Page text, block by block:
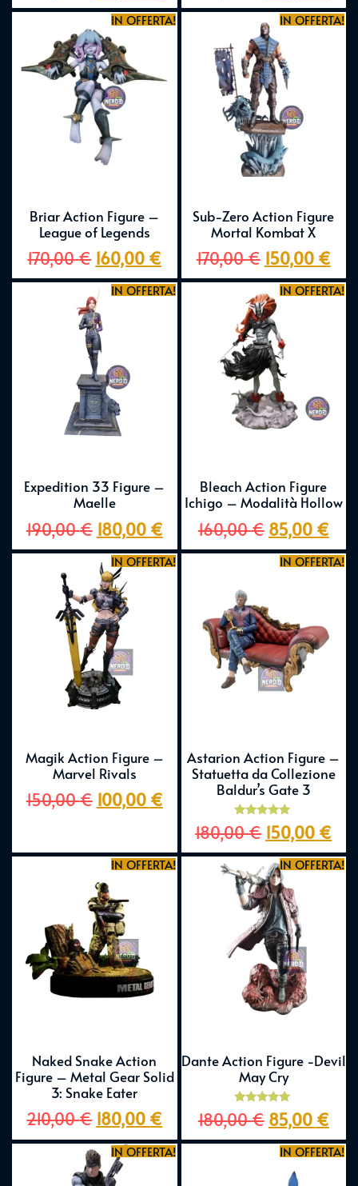
IN OFFERTA!
Briar Action Figure –
League of Legends
170,00€ 160,00 €
IN OFFERTA!
Sub-Zero Action Figure
Mortal Kombat X
170,00€ 150,00 €
IN OFFERTA!
Expedition 33 Figure –
Maelle
190,00€ 180,00 €
IN OFFERTA!
Bleach Action Figure
Ichigo – Modalità Hollow
160,00€ 85,00 €
IN OFFERTA!
Magik Action Figure –
Marvel Rivals
150,00€ 100,00 €
IN OFFERTA!
Astarion Action Figure –
Statuetta da Collezione
Baldur’s Gate 3
Valutato
5.00
180,00€ 150,00 €
IN OFFERTA!
Naked Snake Action
Figure – Metal Gear Solid
3: Snake Eater
210,00€ 180,00 €
IN OFFERTA!
Dante Action Figure -Devil
May Cry
Valutato
5.00
180,00€ 85,00 €
IN OFFERTA! IN OFFERTA!